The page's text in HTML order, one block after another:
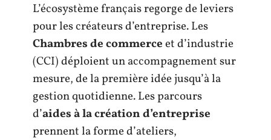
L’écosystème français regorge de leviers
pour les créateurs d’entreprise. Les
Chambres de commerceet d’industrie
(CCI) déploient un accompagnement sur
mesure, de la première idée jusqu’à la
gestion quotidienne. Les parcours
d’aides à la création d’entreprise
prennent la forme d’ateliers,